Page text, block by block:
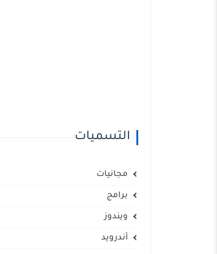
التسميات
مجانيات
برامج
ويندوز
أندرويد